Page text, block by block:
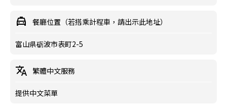
餐廳位置（若搭乘計程車，請出示此地址）
富山県砺波市表町2-5
繁體中文服務
提供中文菜單